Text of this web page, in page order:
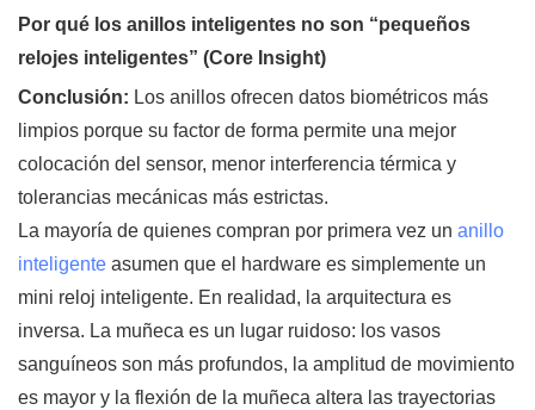
Por qué los anillos inteligentes no son “pequeños
relojes inteligentes” (Core Insight)
Conclusión: Los anillos ofrecen datos biométricos más
limpios porque su factor de forma permite una mejor
colocación del sensor, menor interferencia térmica y
tolerancias mecánicas más estrictas.
La mayoría de quienes compran por primera vez un anillo
inteligente asumen que el hardware es simplemente un
mini reloj inteligente. En realidad, la arquitectura es
inversa. La muñeca es un lugar ruidoso: los vasos
sanguíneos son más profundos, la amplitud de movimiento
es mayor y la flexión de la muñeca altera las trayectorias